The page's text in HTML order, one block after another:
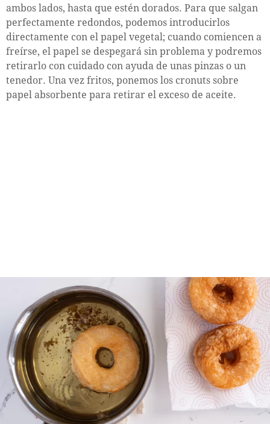
ambos lados, hasta que estén dorados. Para que salgan
perfectamente redondos, podemos introducirlos
directamente con el papel vegetal; cuando comiencen a
freírse, el papel se despegará sin problema y podremos
retirarlo con cuidado con ayuda de unas pinzas o un
tenedor. Una vez fritos, ponemos los cronuts sobre
papel absorbente para retirar el exceso de aceite.